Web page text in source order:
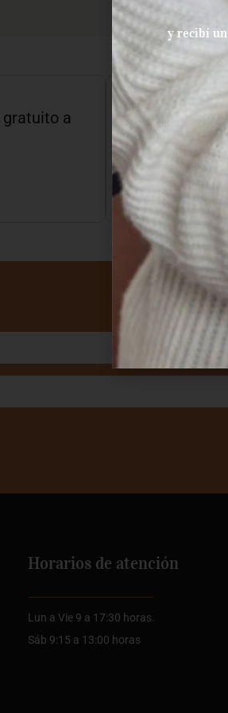
gratuito a
Horarios de atención
Lun a Vie 9 a 17:30 horas.
Sáb 9:15 a 13:00 horas
y recibí